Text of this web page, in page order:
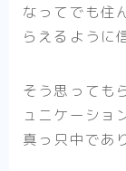
なってでも住
らえるように
そう思っても
ュニケーショ
真っ只中であ